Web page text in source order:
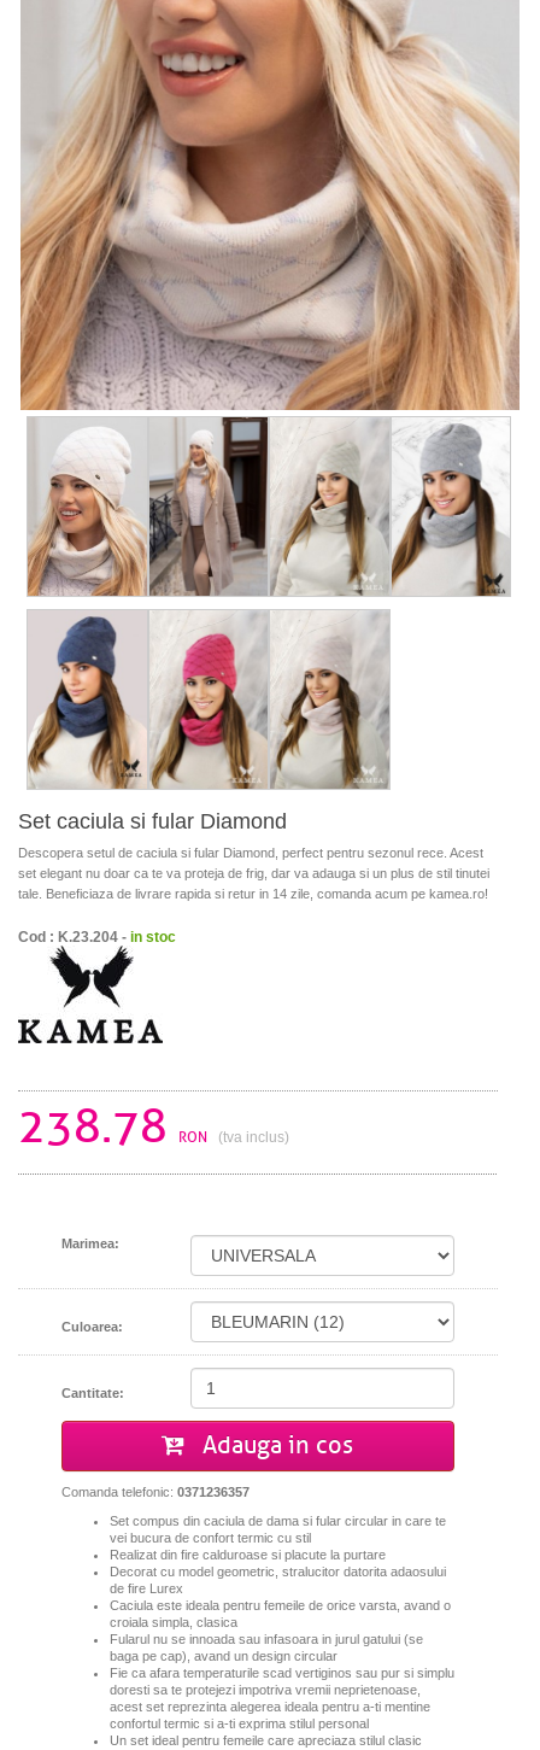
Set caciula si fular Diamond
Descopera setul de caciula si fular Diamond, perfect pentru sezonul rece. Acest
set elegant nu doar ca te va proteja de frig, dar va adauga si un plus de stil tinutei
tale. Beneficiaza de livrare rapida si retur in 14 zile, comanda acum pe kamea.ro!
Cod : K.23.204 - in stoc
238.78 RON (tva inclus)
Marimea:
Culoarea:
Cantitate:
Adauga in cos
Comanda telefonic: 0371236357
Set compus din caciula de dama si fular circular in care te
vei bucura de confort termic cu stil
Realizat din fire calduroase si placute la purtare
Decorat cu model geometric, stralucitor datorita adaosului
de fire Lurex
Caciula este ideala pentru femeile de orice varsta, avand o
croiala simpla, clasica
Fularul nu se innoada sau infasoara in jurul gatului (se
baga pe cap), avand un design circular
Fie ca afara temperaturile scad vertiginos sau pur si simplu
doresti sa te protejezi impotriva vremii neprietenoase,
acest set reprezinta alegerea ideala pentru a-ti mentine
confortul termic si a-ti exprima stilul personal
Un set ideal pentru femeile care apreciaza stilul clasic